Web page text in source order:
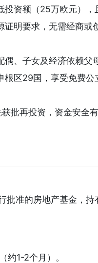
... 爱尔兰是如何成功
资额（25万欧元）
明要求，无需经商或
、子女及经济依赖父
区29国，享受免费公
批再投资，资金安全
批准的房地产基金，持
约1-2个月）。